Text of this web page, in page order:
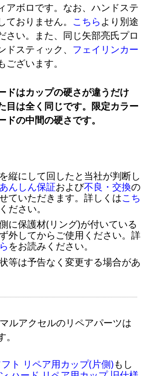
アボロです。なお、ハンドステ
ておりません。 こちら より別途
さい。また、同じ矢部亮氏プロ
ドスティック、 フェイリンカー
ございます。
ドはカップの硬さが違うだけ
目は全く同じです。限定カラー
ドの中間の硬さです。
縦にして回したと当社が判断し
あんしん保証および不良・交換の
ていただきます。詳しくはこち
ださい。
に保護材(リング)が付いている
外してからご使用ください。詳
をお読みください。
等は予告なく変更する場合があ
ルアクセルのリペアパーツは
ト リペア用カップ(片側)もし